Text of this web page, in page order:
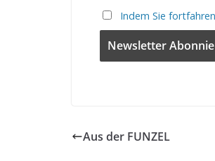
Indem Sie
Aus der FUNZEL